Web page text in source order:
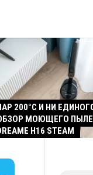
200°C И НИ
МОЮЩЕГО
H16 STEAM